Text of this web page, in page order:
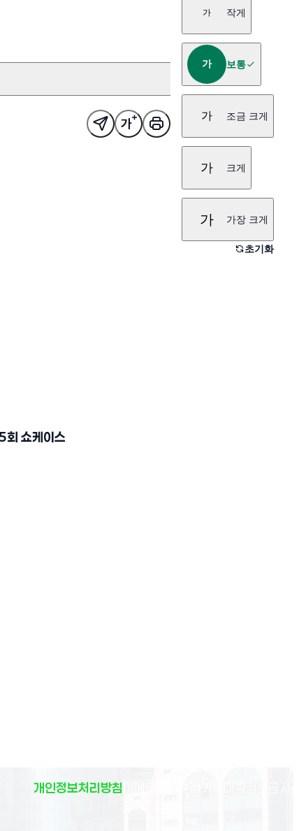
가 작게
가 보통
가 조금 크게
가 크게
가 가장 크게
초기화
회 쇼케이스
개인정보처리방침